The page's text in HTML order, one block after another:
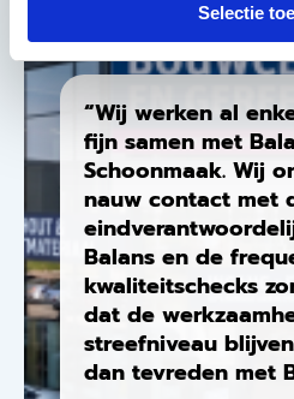
Selectie
“Wij werken al
fijn samen met
Schoonmaak. Wij
nauw contact met
Balans en de
kwaliteitschecks
dat de
streefniveau
dan tevreden met